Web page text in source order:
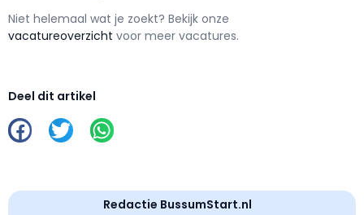
Niet helemaal wat je zoekt? Bekijk onze
vacatureoverzicht voor meer vacatures.
Deel dit artikel
Redactie BussumStart.nl